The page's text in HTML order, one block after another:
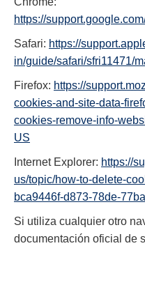
https://
Safari: https://
in/guide/safari/sfri11471/
Firefox: https://
cookies-and-site-data-
cookies-remove-info-
US
Internet Explorer: https://
us/topic/how-to-delete-
bca9446f-d873-78de-
Si utiliza cualquier otro
documentación oficial de